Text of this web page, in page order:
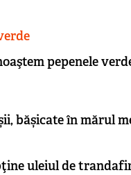
pepenele
bășicate în mărul
uleiul de